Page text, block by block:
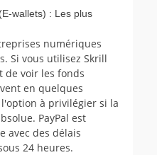
wallets) : Les plus
numériques
Si vous utilisez Skrill
de voir les fonds
en quelques
à privilégier si la
PayPal est
avec des délais
24 heures.